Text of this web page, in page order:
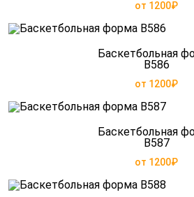
от 1200₽
Баскетбольная
B586
от 1200₽
Баскетбольная
B587
от 1200₽